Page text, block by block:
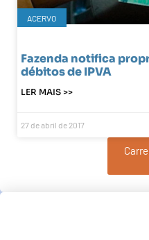
ACERVO
Fazenda notifica
débitos de IPVA
LER MAIS >>
27 de abril de 2017